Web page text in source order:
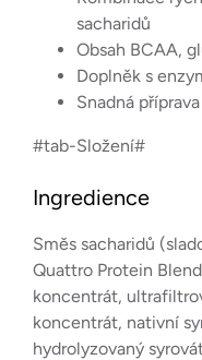
sacharidů
Obsah BCAA,
Doplněk s
Snadná
#tab-Složení#
Ingredience
Směs sacharidů
Quattro Protein
koncentrát,
koncentrát, nativní
hydrolyzovaný